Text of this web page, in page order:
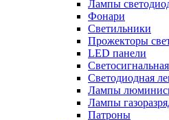
Лампы
Фонари
Светильники
Прожекторы
LED панели
Светодиодная
Лампы
Лампы
Патроны